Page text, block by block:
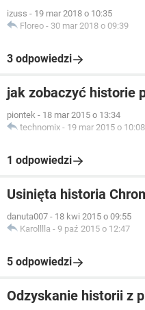
izuss - 19 mar 2018 o 10:35
Floreo - 30 mar 2018 o 09:39
3 odpowiedzi
jak zobaczyć historie
piontek - 18 mar 2015 o 13:34
technomix - 19 mar 2015 o 10:08
1 odpowiedzi
Usinięta historia
danuta007 - 18 kwi 2015 o 09:55
Karolllla - 9 paź 2015 o 12:47
5 odpowiedzi
Odzyskanie historii z